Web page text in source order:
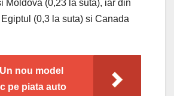
Moldova (0,23 la suta), iar din
(0,3 la suta) si Canada
Un nou model
pe piata auto